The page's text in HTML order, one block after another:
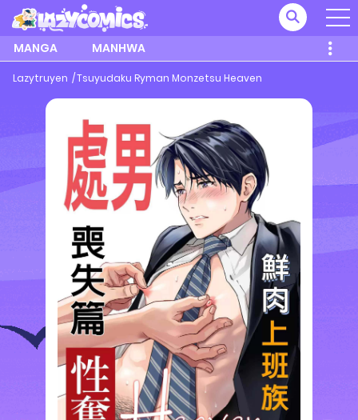
MANGA MANHWA
Lazytruyen Tsuyudaku Ryman Monzetsu Heaven